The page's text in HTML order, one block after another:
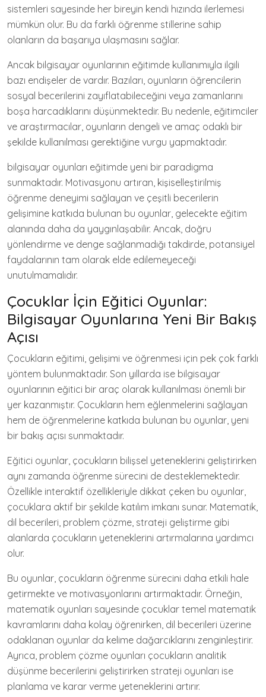
sistemleri sayesinde her bireyin kendi hızında ilerlemesi
mümkün olur. Bu da farklı öğrenme stillerine sahip
olanların da başarıya ulaşmasını sağlar.
Ancak bilgisayar oyunlarının eğitimde kullanımıyla ilgili
bazı endişeler de vardır. Bazıları, oyunların öğrencilerin
sosyal becerilerini zayıflatabileceğini veya zamanlarını
boşa harcadıklarını düşünmektedir. Bu nedenle, eğitimciler
ve araştırmacılar, oyunların dengeli ve amaç odaklı bir
şekilde kullanılması gerektiğine vurgu yapmaktadır.
bilgisayar oyunları eğitimde yeni bir paradigma
sunmaktadır. Motivasyonu artıran, kişiselleştirilmiş
öğrenme deneyimi sağlayan ve çeşitli becerilerin
gelişimine katkıda bulunan bu oyunlar, gelecekte eğitim
alanında daha da yaygınlaşabilir. Ancak, doğru
yönlendirme ve denge sağlanmadığı takdirde, potansiyel
faydalarının tam olarak elde edilemeyeceği
unutulmamalıdır.
Çocuklar İçin Eğitici Oyunlar:
Bilgisayar Oyunlarına Yeni Bir Bakış
Açısı
Çocukların eğitimi, gelişimi ve öğrenmesi için pek çok farklı
yöntem bulunmaktadır. Son yıllarda ise bilgisayar
oyunlarının eğitici bir araç olarak kullanılması önemli bir
yer kazanmıştır. Çocukların hem eğlenmelerini sağlayan
hem de öğrenmelerine katkıda bulunan bu oyunlar, yeni
bir bakış açısı sunmaktadır.
Eğitici oyunlar, çocukların bilişsel yeteneklerini geliştirirken
aynı zamanda öğrenme sürecini de desteklemektedir.
Özellikle interaktif özellikleriyle dikkat çeken bu oyunlar,
çocuklara aktif bir şekilde katılım imkanı sunar. Matematik,
dil becerileri, problem çözme, strateji geliştirme gibi
alanlarda çocukların yeteneklerini artırmalarına yardımcı
olur.
Bu oyunlar, çocukların öğrenme sürecini daha etkili hale
getirmekte ve motivasyonlarını artırmaktadır. Örneğin,
matematik oyunları sayesinde çocuklar temel matematik
kavramlarını daha kolay öğrenirken, dil becerileri üzerine
odaklanan oyunlar da kelime dağarcıklarını zenginleştirir.
Ayrıca, problem çözme oyunları çocukların analitik
düşünme becerilerini geliştirirken strateji oyunları ise
planlama ve karar verme yeteneklerini artırır.